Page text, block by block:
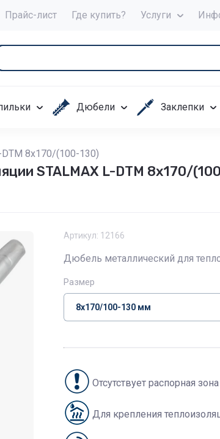
Прайс-лист Где купить? Услуги
Дюбели Заклепки
DTM 8х170/(100-130)
STALMAX L-DTM 8х170/
Артикул: 12166
Дюбель металлический для
Размер
Отсутствует распорная зона
Для крепления